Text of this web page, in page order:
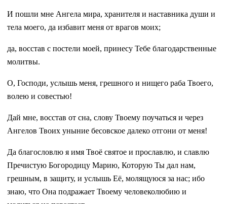
И пошли мне Ангела мира, хранителя и наставника души и
тела моего, да избавит меня от врагов моих;
да, восстав с постели моей, принесу Тебе благодарственные
молитвы.
О, Господи, услышь меня, грешного и нищего раба Твоего,
волею и совестью!
Дай мне, восстав от сна, слову Твоему поучаться и через
Ангелов Твоих уныние бесовское далеко отгони от меня!
Да благословлю я имя Твоё святое и прославлю, и славлю
Пречистую Богородицу Марию, Которую Ты дал нам,
грешным, в защиту, и услышь Её, молящуюся за нас; ибо
знаю, что Она подражает Твоему человеколюбию и